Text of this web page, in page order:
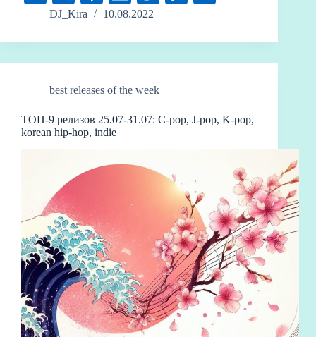
gr
a
m
ea
ds
bo
ok
m
bl
r
y
t
ak
ao
e
C
ha
t
ne ou
ba
n
W
ei
y
Li
ра
ви
DJ_Kira 10.08.2022
best releases of the week
ТОП-9 релизов 25.07-31.07: C-pop, J-pop, K-pop,
korean hip-hop, indie